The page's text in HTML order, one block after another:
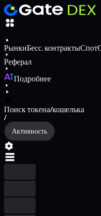
РынкиБесс. контрактыСпот
Реферал
Подробнее
Поиск токена/кошелька
/
Активность